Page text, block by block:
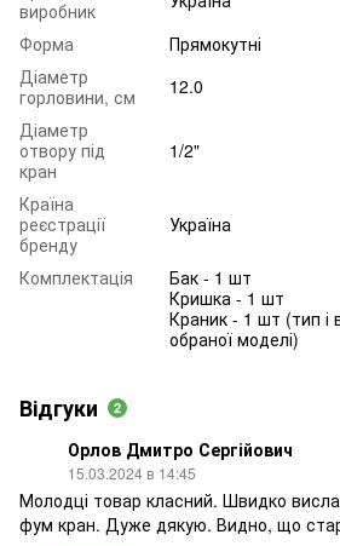
виробник
Форма
Прямокутні
Діаметр
горловини, см
12.0
Діаметр
отвору під
кран
1/2"
Країна
реєстрації
бренду
Україна
Комплектація
Бак - 1 шт
Кришка - 1 шт
Краник - 1 шт (тип і
обраної моделі)
Відгуки 2
Орлов Дмитро Сергійович
15.03.2024 в 14:45
Молодці товар класний. Швидко
фум кран. Дуже дякую. Видно, що